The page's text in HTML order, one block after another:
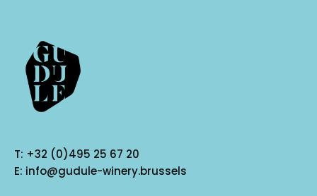
T: +32 (0)495 25 67 20
E: info@gudule-winery.brussels